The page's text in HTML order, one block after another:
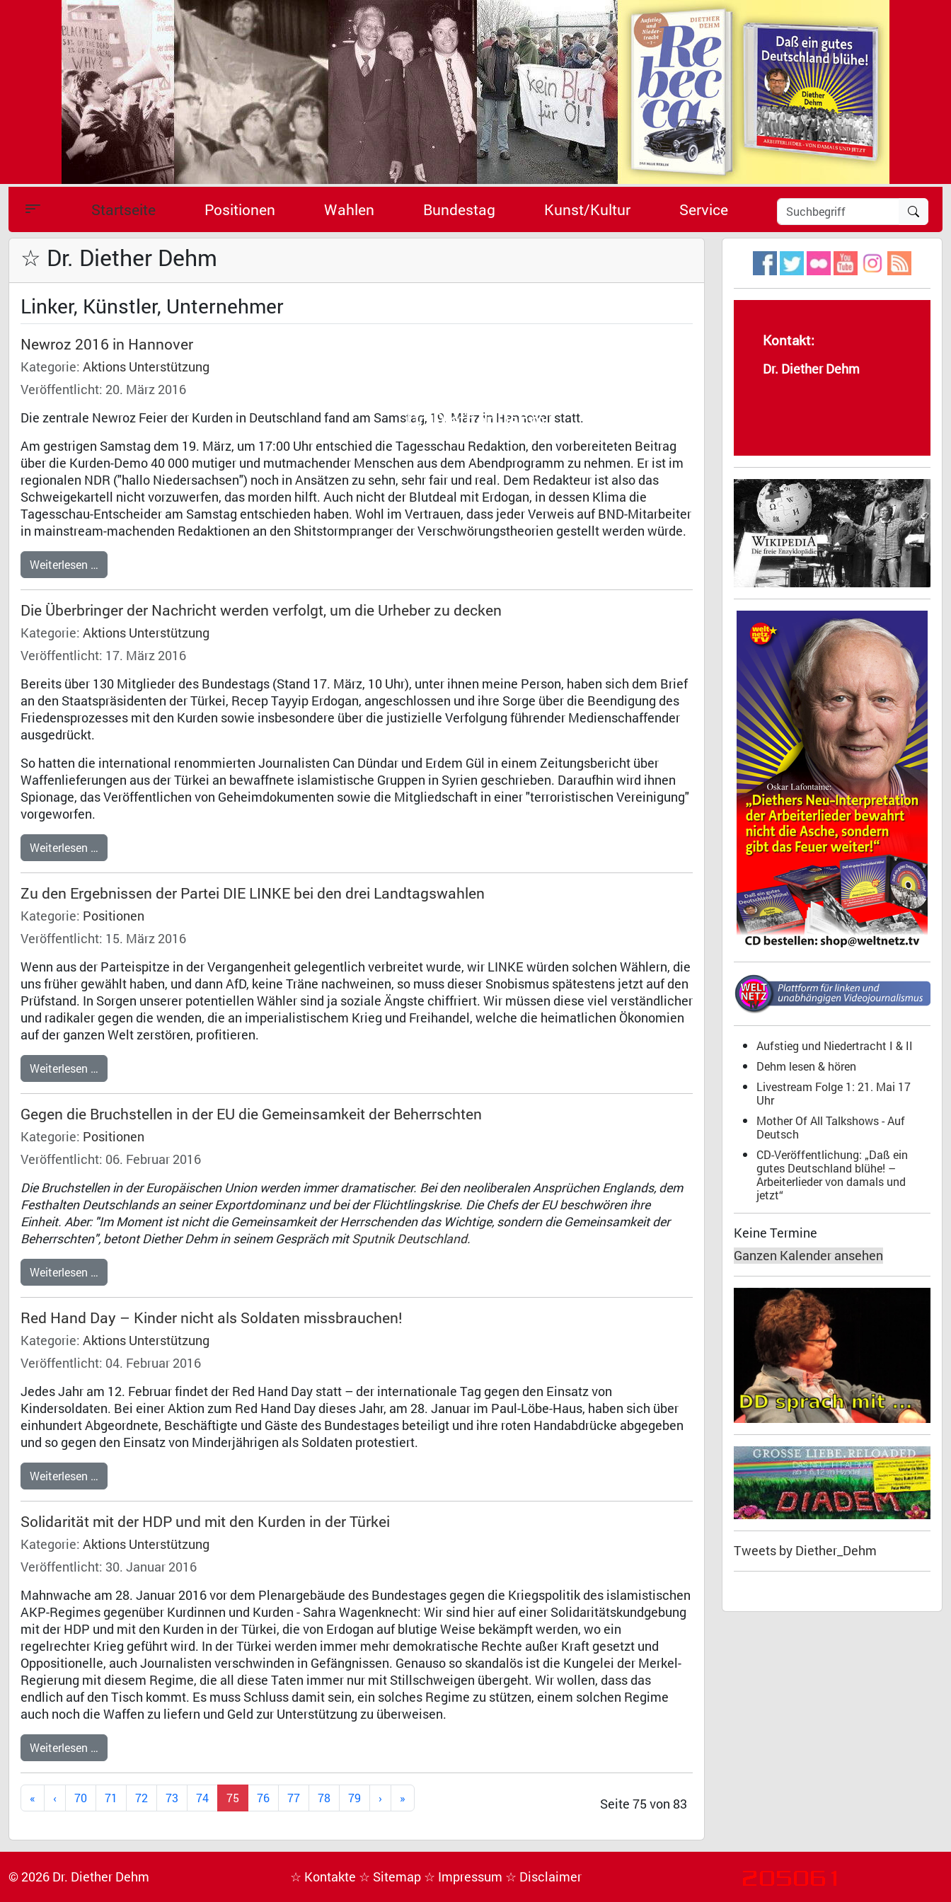
Dr. Diether Dehm
Startseite Positionen Wahlen Bundestag Kunst/Kultur Service
☆ Dr. Diether Dehm
Linker, Künstler, Unternehmer
Newroz 2016 in Hannover
Kategorie: Aktions Unterstützung
Veröffentlicht: 20. März 2016
Die zentrale Newroz Feier der Kurden in Deutschland fand am Samstag, 19. März in Hannover statt.
Am gestrigen Samstag dem 19. März, um 17:00 Uhr entschied die Tagesschau Redaktion, den vorbereiteten Beitrag
über die Kurden-Demo 40 000 mutiger und mutmachender Menschen aus dem Abendprogramm zu nehmen. Er ist im
regionalen NDR ("hallo Niedersachsen") noch in Ansätzen zu sehn, sehr fair und real. Dem Redakteur ist also das
Schweigekartell nicht vorzuwerfen, das morden hilft. Auch nicht der Blutdeal mit Erdogan, in dessen Klima die
Tagesschau-Entscheider am Samstag entschieden haben. Wohl im Vertrauen, dass jeder Verweis auf BND-Mitarbeiter
in mainstream-machenden Redaktionen an den Shitstormpranger der Verschwörungstheorien gestellt werden würde.
Weiterlesen …
Die Überbringer der Nachricht werden verfolgt, um die Urheber zu decken
Kategorie: Aktions Unterstützung
Veröffentlicht: 17. März 2016
Bereits über 130 Mitglieder des Bundestags (Stand 17. März, 10 Uhr), unter ihnen meine Person, haben sich dem Brief
an den Staatspräsidenten der Türkei, Recep Tayyip Erdogan, angeschlossen und ihre Sorge über die Beendigung des
Friedensprozesses mit den Kurden sowie insbesondere über die justizielle Verfolgung führender Medienschaffender
ausgedrückt.
So hatten die international renommierten Journalisten Can Dündar und Erdem Gül in einem Zeitungsbericht über
Waffenlieferungen aus der Türkei an bewaffnete islamistische Gruppen in Syrien geschrieben. Daraufhin wird ihnen
Spionage, das Veröffentlichen von Geheimdokumenten sowie die Mitgliedschaft in einer "terroristischen Vereinigung"
vorgeworfen.
Weiterlesen …
Zu den Ergebnissen der Partei DIE LINKE bei den drei Landtagswahlen
Kategorie: Positionen
Veröffentlicht: 15. März 2016
Wenn aus der Parteispitze in der Vergangenheit gelegentlich verbreitet wurde, wir LINKE würden solchen Wählern, die
uns früher gewählt haben, und dann AfD, keine Träne nachweinen, so muss dieser Snobismus spätestens jetzt auf den
Prüfstand. In Sorgen unserer potentiellen Wähler sind ja soziale Ängste chiffriert. Wir müssen diese viel verständlicher
und radikaler gegen die wenden, die an imperialistischem Krieg und Freihandel, welche die heimatlichen Ökonomien
auf der ganzen Welt zerstören, profitieren.
Weiterlesen …
Gegen die Bruchstellen in der EU die Gemeinsamkeit der Beherrschten
Kategorie: Positionen
Veröffentlicht: 06. Februar 2016
Die Bruchstellen in der Europäischen Union werden immer dramatischer. Bei den neoliberalen Ansprüchen Englands, dem
Festhalten Deutschlands an seiner Exportdominanz und bei der Flüchtlingskrise. Die Chefs der EU beschwören ihre
Einheit. Aber: "Im Moment ist nicht die Gemeinsamkeit der Herrschenden das Wichtige, sondern die Gemeinsamkeit der
Beherrschten", betont Diether Dehm in seinem Gespräch mitSputnik Deutschland.
Weiterlesen …
Red Hand Day – Kinder nicht als Soldaten missbrauchen!
Kategorie: Aktions Unterstützung
Veröffentlicht: 04. Februar 2016
Jedes Jahr am 12. Februar findet der Red Hand Day statt – der internationale Tag gegen den Einsatz von
Kindersoldaten. Bei einer Aktion zum Red Hand Day dieses Jahr, am 28. Januar im Paul-Löbe-Haus, haben sich über
einhundert Abgeordnete, Beschäftigte und Gäste des Bundestages beteiligt und ihre roten Handabdrücke abgegeben
und so gegen den Einsatz von Minderjährigen als Soldaten protestiert.
Weiterlesen …
Solidarität mit der HDP und mit den Kurden in der Türkei
Kategorie: Aktions Unterstützung
Veröffentlicht: 30. Januar 2016
Mahnwache am 28. Januar 2016 vor dem Plenargebäude des Bundestages gegen die Kriegspolitik des islamistischen
AKP-Regimes gegenüber Kurdinnen und Kurden - Sahra Wagenknecht: Wir sind hier auf einer Solidaritätskundgebung
mit der HDP und mit den Kurden in der Türkei, die von Erdogan auf blutige Weise bekämpft werden, wo ein
regelrechter Krieg geführt wird. In der Türkei werden immer mehr demokratische Rechte außer Kraft gesetzt und
Oppositionelle, auch Journalisten verschwinden in Gefängnissen. Genauso so skandalös ist die Kungelei der Merkel-
Regierung mit diesem Regime, die all diese Taten immer nur mit Stillschweigen übergeht. Wir wollen, dass das
endlich auf den Tisch kommt. Es muss Schluss damit sein, ein solches Regime zu stützen, einem solchen Regime
auch noch die Waffen zu liefern und Geld zur Unterstützung zu überweisen.
Weiterlesen …
Seite 75 von 83
70 71 72 73 74 75 76 77 78 79
Kontakt:
Dr. Diether Dehm
Aufstieg und Niedertracht I & II
Dehm lesen & hören
Livestream Folge 1: 21. Mai 17
Uhr
Mother Of All Talkshows - Auf
Deutsch
CD-Veröffentlichung: „Daß ein
gutes Deutschland blühe! –
Arbeiterlieder von damals und
jetzt“
Keine Termine
Ganzen Kalender ansehen
Tweets by Diether_Dehm
© 2026 Dr. Diether Dehm ☆ Kontakte ☆ Sitemap ☆ Impressum ☆ Disclaimer